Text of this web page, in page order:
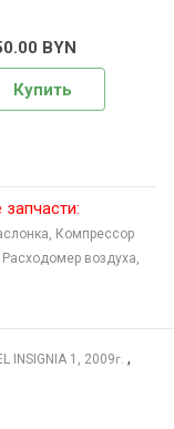
BYN
Купить
Компрессор
Расходомер воздуха,
INSIGNIA 1, 2009г. ,